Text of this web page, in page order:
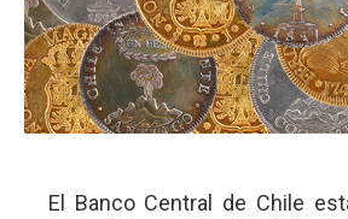
El Banco Central de Chile